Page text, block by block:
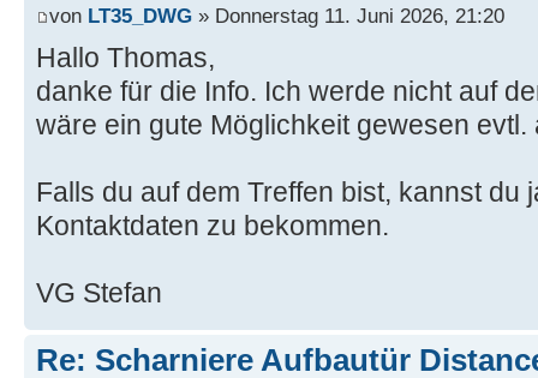
von LT35_DWG » Donnerstag 11. Juni 2026, 21:20
Hallo Thomas,
danke für die Info. Ich werde nicht auf
wäre ein gute Möglichkeit gewesen evtl.
Falls du auf dem Treffen bist, kannst du
Kontaktdaten zu bekommen.
VG Stefan
Re: Scharniere Aufbautür